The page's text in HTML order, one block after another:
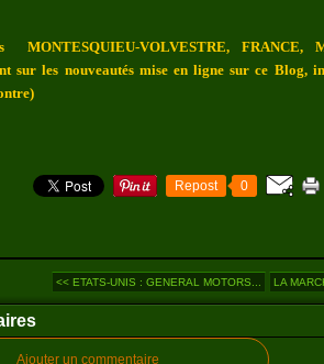
MONTESQUIEU-VOLVESTRE,
sur les nouveautés mise en ligne sur ce Blog,
Repost 0
<< ETATS-UNIS : GENERAL MOTORS... LA
Ajouter un commentaire